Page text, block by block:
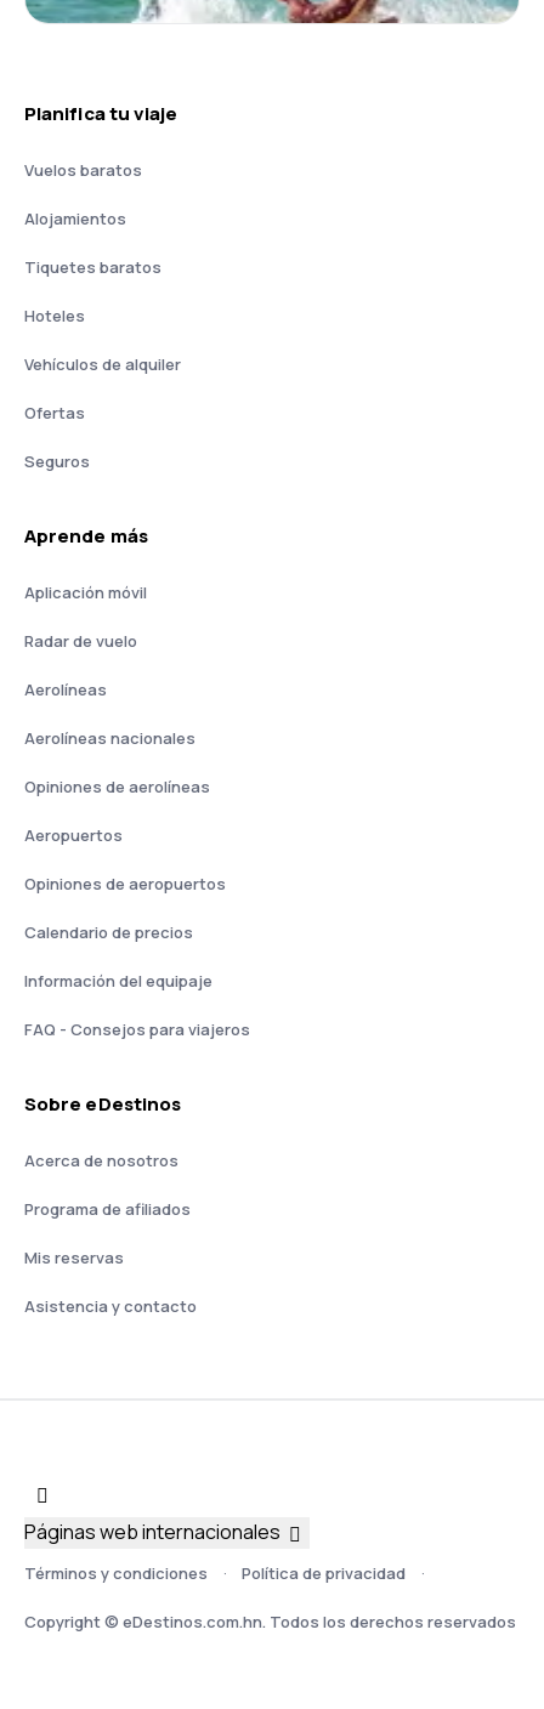
Planifica tu viaje
Vuelos baratos
Alojamientos
Tiquetes baratos
Hoteles
Vehículos de alquiler
Ofertas
Seguros
Aprende más
Aplicación móvil
Radar de vuelo
Aerolíneas
Aerolíneas nacionales
Opiniones de aerolíneas
Aeropuertos
Opiniones de aeropuertos
Calendario de precios
Información del equipaje
FAQ - Consejos para viajeros
Sobre eDestinos
Acerca de nosotros
Programa de afiliados
Mis reservas
Asistencia y contacto
Términos y condiciones Política de privacidad
Copyright © eDestinos.com.hn. Todos los derechos reservados
Páginas web internacionales